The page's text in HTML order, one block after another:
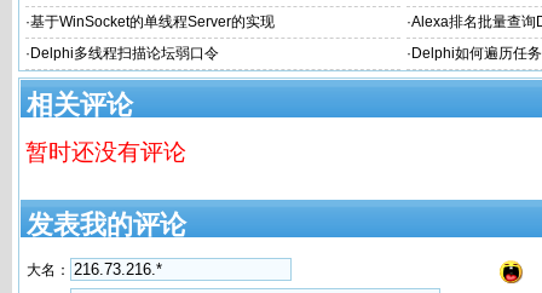
·基于WinSocket的单线程Server的实现 ·Alexa排名批量查询
· Delphi多线程扫描论坛弱口令 · Delphi如何遍历任
相关评论
暂时还没有评论
发表我的评论
大名：